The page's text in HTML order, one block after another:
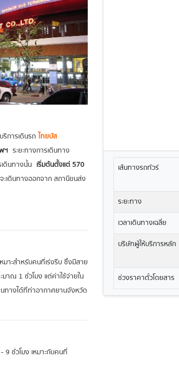
การเดินรถ ไทยบัส
ฯ ระยะทางการเดินทาง
ดินทางนั้น เริ่มต้นตั้งแต่ 570
ะเดินทางออกจาก สถานีขนส่ง
าะสำหรับคนที่เร่งรีบ ซึ่งมีสาย
มาณ 1 ชั่วโมง แต่ค่าใช้จ่ายใน
นทางได้ที่ท่าอากาศยานจังหวัด
9 ชั่วโมง เหมาะกับคนที่
เส้นทางรถทัวร์
ระยะทาง
เวลาเดินทางเฉลี่ย
บริษัทผู้ให้บริการหลัก
ช่วงราคาตั๋วโดยสาร